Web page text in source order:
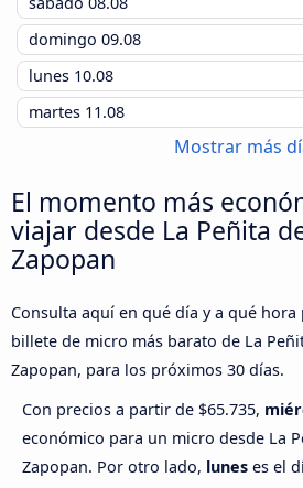
domingo 09.08
lunes 10.08
martes 11.08
Mostrar más
El momento más
viajar desde La Peñita
Zapopan
Consulta aquí en qué día y a qué
billete de micro más barato de La
Zapopan, para los próximos 30 días.
Con precios a partir de $65.735,
económico para un micro desde La
Zapopan. Por otro lado, lunes es el